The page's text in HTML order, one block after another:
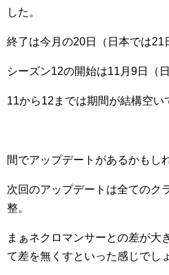
した。
終了は今月の20日（日本では21
シーズン12の開始は11月9日（
11から12までは期間が結構空い
間でアップデートがあるかもし
次回のアップデートは全てのク
整。
まぁネクロマンサーとの差が大
て差を無くすといった感じでし